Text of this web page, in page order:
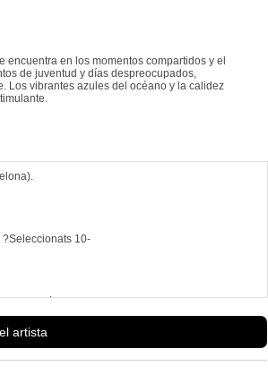
en los momentos compartidos y el
de juventud y días despreocupados,
Los vibrantes azules del océano y la calidez
10-
Màxima exigencia a fin de mejorar en todos
en la cabeza todo lo demás es poco?- Antonio
artista